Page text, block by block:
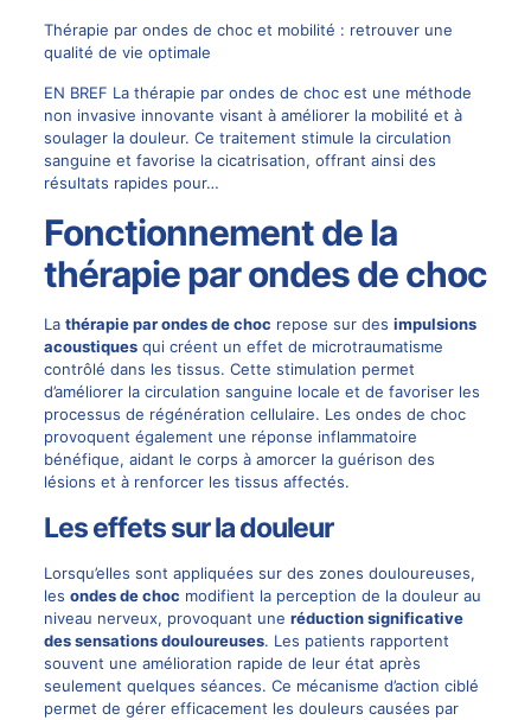
Thérapie par ondes de choc et mobilité : retrouver une
qualité de vie optimale
EN BREF La thérapie par ondes de choc est une méthode
non invasive innovante visant à améliorer la mobilité et à
soulager la douleur. Ce traitement stimule la circulation
sanguine et favorise la cicatrisation, offrant ainsi des
résultats rapides pour…
Fonctionnement de la
thérapie par ondes de choc
La thérapie par ondes de choc repose sur des impulsions
acoustiquesqui créent un effet de microtraumatisme
contrôlé dans les tissus. Cette stimulation permet
d’améliorer la circulation sanguine locale et de favoriser les
processus de régénération cellulaire. Les ondes de choc
provoquent également une réponse inflammatoire
bénéfique, aidant le corps à amorcer la guérison des
lésions et à renforcer les tissus affectés.
Les effets sur la douleur
Lorsqu’elles sont appliquées sur des zones douloureuses,
les ondes de choc modifient la perception de la douleur au
niveau nerveux, provoquant une réduction significative
des sensations douloureuses. Les patients rapportent
souvent une amélioration rapide de leur état après
seulement quelques séances. Ce mécanisme d’action ciblé
permet de gérer efficacement les douleurs causées par